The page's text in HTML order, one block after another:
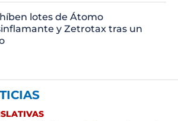
lotes de Átomo
y Zetrotax tras un